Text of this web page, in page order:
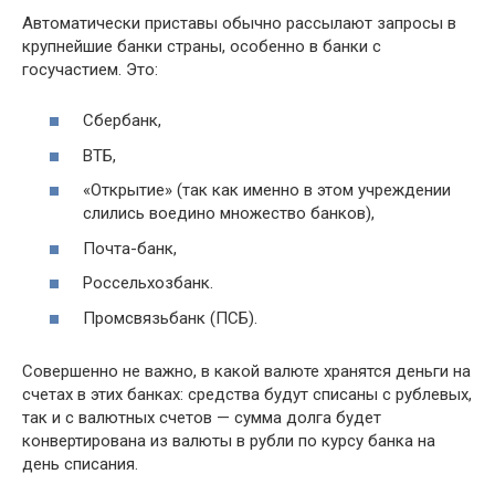
Автоматически приставы обычно рассылают запросы в
крупнейшие банки страны, особенно в банки с
госучастием. Это:
Сбербанк,
ВТБ,
«Открытие» (так как именно в этом учреждении
слились воедино множество банков),
Почта-банк,
Россельхозбанк.
Промсвязьбанк (ПСБ).
Совершенно не важно, в какой валюте хранятся деньги на
счетах в этих банках: средства будут списаны с рублевых,
так и с валютных счетов — сумма долга будет
конвертирована из валюты в рубли по курсу банка на
день списания.